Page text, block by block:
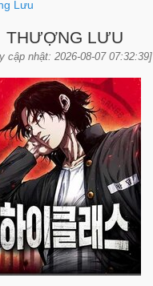
Lưu
THƯỢNG LƯU
cập nhật: 2026-08-07 07:32:39]